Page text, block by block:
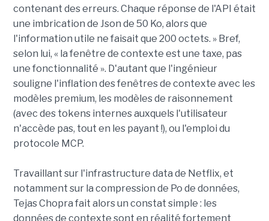
contenant des erreurs. Chaque réponse de l'API était
une imbrication de Json de 50 Ko, alors que
l'information utile ne faisait que 200 octets. » Bref,
selon lui, « la fenêtre de contexte est une taxe, pas
une fonctionnalité ». D'autant que l'ingénieur
souligne l'inflation des fenêtres de contexte avec les
modèles premium, les modèles de raisonnement
(avec des tokens internes auxquels l'utilisateur
n'accède pas, tout en les payant !), ou l'emploi du
protocole MCP.
Travaillant sur l'infrastructure data de Netflix, et
notamment sur la compression de Po de données,
Tejas Chopra fait alors un constat simple : les
données de contexte sont en réalité fortement